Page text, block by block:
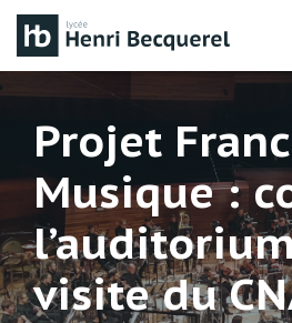
Aller
Projet
Musique :
visite du